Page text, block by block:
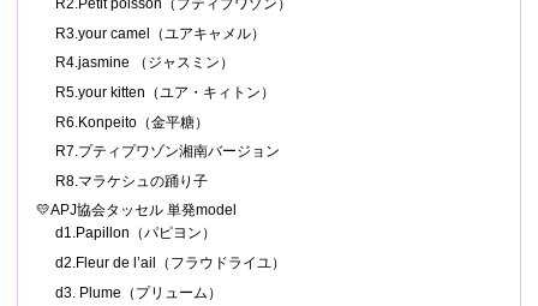
R2.Petit poisson（プティプワゾン）
R3.your camel（ユアキャメル）
R4.jasmine （ジャスミン）
R5.your kitten（ユア・キィトン）
R6.Konpeito（金平糖）
R7.プティプワゾン湘南バージョン
R8.マラケシュの踊り子
💛APJ協会タッセル 単発model
d1.Papillon（パピヨン）
d2.Fleur de l’ail（フラウドライユ）
d3. Plume（プリューム）